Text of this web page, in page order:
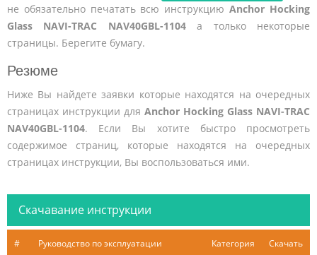
не обязательно печатать всю инструкциюAnchor Hocking
Glass NAVI-TRAC NAV40GBL-1104а только некоторые
страницы. Берегите бумагу.
Резюме
Ниже Вы найдете заявки которые находятся на очередных
страницах инструкции для Anchor Hocking Glass NAVI-TRAC
NAV40GBL-1104. Если Вы хотите быстро просмотреть
содержимое страниц, которые находятся на очередных
страницах инструкции, Вы воспользоваться ими.
Скачавание инструкции
# Руководство по эксплуатации Категория Скачать